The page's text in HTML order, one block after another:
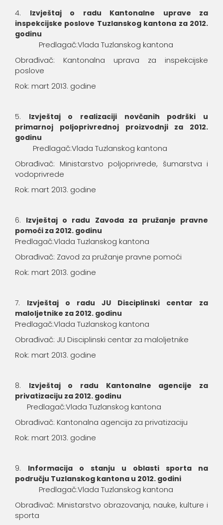
Izvještaj o radu Kantonalne uprave za
inspekcijske poslove Tuzlanskog kantona za 2012.
godinu
Predlagač:Vlada Tuzlanskog kantona
Obrađivač: Kantonalna uprava za inspekcijske
poslove
Rok: mart 2013. godine
Izvještaj o realizaciji novčanih podrški u
primarnoj poljoprivrednoj proizvodnji za 2012.
godinu
Predlagač:Vlada Tuzlanskog kantona
Obrađivač: Ministarstvo poljoprivrede, šumarstva i
vodoprivrede
Rok: mart 2013. godine
Izvještaj o radu Zavoda za pružanje pravne
pomoći za 2012. godinu
Predlagač:Vlada Tuzlanskog kantona
Obrađivač: Zavod za pružanje pravne pomoći
Rok: mart 2013. godine
Izvještaj o radu JU Disciplinski centar za
maloljetnike za 2012. godinu
Predlagač:Vlada Tuzlanskog kantona
Obrađivač: JU Disciplinski centar za maloljetnike
Rok: mart 2013. godine
Izvještaj o radu Kantonalne agencije za
privatizaciju za 2012. godinu
Predlagač:Vlada Tuzlanskog kantona
Obrađivač: Kantonalna agencija za privatizaciju
Rok: mart 2013. godine
Informacija o stanju u oblasti sporta na
području Tuzlanskog kantona u 2012. godini
Predlagač:Vlada Tuzlanskog kantona
Obrađivač: Ministarstvo obrazovanja, nauke, kulture i
sporta